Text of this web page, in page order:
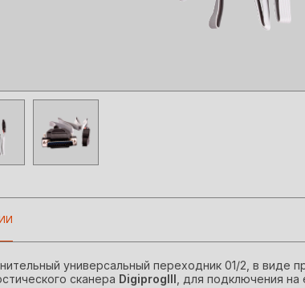
универсальный переходник 01/2, в виде
сканера DigiprogIII , для подключения на